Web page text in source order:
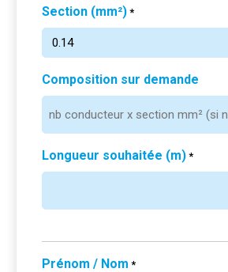
Section (mm²) *
Composition sur demande
Longueur souhaitée (m) *
Prénom / Nom *